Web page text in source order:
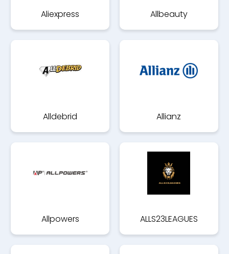
Aliexpress Allbeauty
Alldebrid Allianz
Allpowers ALLS23LEAGUES